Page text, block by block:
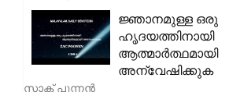
ജ്ഞാനമുള്ള ഒരു
ഹൃദയത്തിനായി
ആത്മാർത്ഥമായി
അന്വേഷിക്കുക
സാക് പുന്നൻ